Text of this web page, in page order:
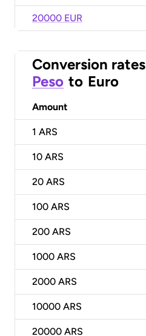
20000 EUR
Conversion rates
Peso to Euro
Amount
1 ARS
10 ARS
20 ARS
100 ARS
200 ARS
1000 ARS
2000 ARS
10000 ARS
20000 ARS